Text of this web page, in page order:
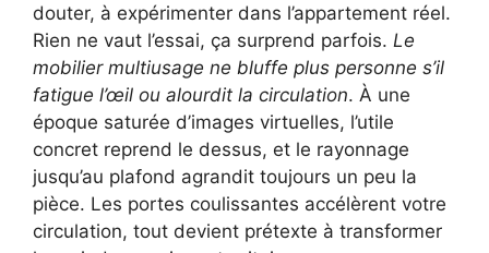
douter, à expérimenter dans l’appartement réel.
Rien ne vaut l’essai, ça surprend parfois. Le
mobilier multiusage ne bluffe plus personne s’il
fatigue l’œil ou alourdit la circulation. À une
époque saturée d’images virtuelles, l’utile
concret reprend le dessus, et le rayonnage
jusqu’au plafond agrandit toujours un peu la
pièce. Les portes coulissantes accélèrent votre
circulation, tout devient prétexte à transformer